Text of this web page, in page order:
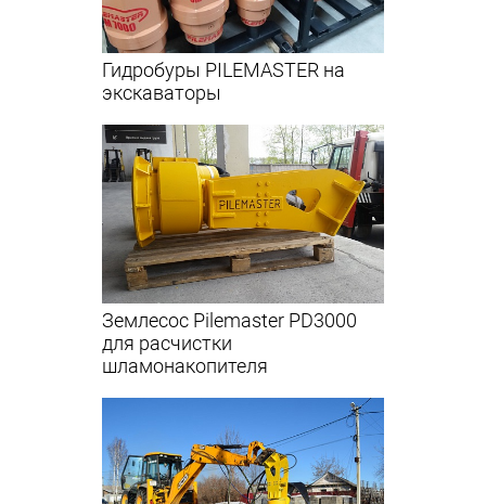
Гидробуры PILEMASTER на
экскаваторы
Землесос Pilemaster PD3000
для расчистки
шламонакопителя